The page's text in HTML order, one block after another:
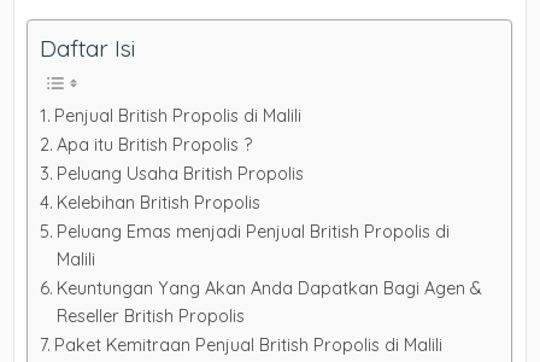
Daftar Isi
Penjual British Propolis di Malili
Apa itu British Propolis ?
Peluang Usaha British Propolis
Kelebihan British Propolis
Peluang Emas menjadi Penjual British Propolis di
Malili
Keuntungan Yang Akan Anda Dapatkan Bagi Agen &
Reseller British Propolis
Paket Kemitraan Penjual British Propolis di Malili